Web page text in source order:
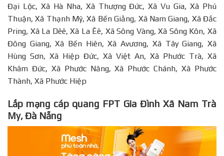
Đại Lộc, Xã Hà Nha, Xã Thượng Đức, Xã Vu Gia, Xã Phú
Thuận, Xã Thạnh Mỹ, Xã Bến Giằng, Xã Nam Giang, Xã Đắc
Pring, Xã La Dêê, Xã La Êê, Xã Sông Vàng, Xã Sông Kôn, Xã
Đông Giang, Xã Bến Hiên, Xã Avương, Xã Tây Giang, Xã
Hùng Sơn, Xã Hiệp Đức, Xã Việt An, Xã Phước Trà, Xã
Khâm Đức, Xã Phước Năng, Xã Phước Chánh, Xã Phước
Thành, Xã Phước Hiệp
Lắp mạng cáp quang FPT Gia Đình Xã Nam Trà
My, Đà Nẵng